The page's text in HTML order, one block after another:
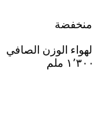
الوزن الصافي
١٬٣٠٠ ملم